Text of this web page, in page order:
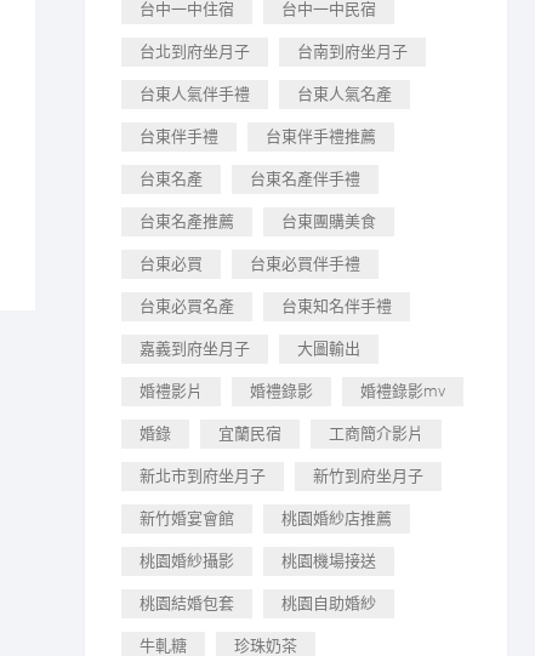
台中一中住宿 台中一中民宿
台北到府坐月子 台南到府坐月子
台東人氣伴手禮 台東人氣名產
台東伴手禮 台東伴手禮推薦
台東名產 台東名產伴手禮
台東名產推薦 台東團購美食
台東必買 台東必買伴手禮
台東必買名產 台東知名伴手禮
嘉義到府坐月子 大圖輸出
婚禮影片 婚禮錄影 婚禮錄影mv
婚錄 宜蘭民宿 工商簡介影片
新北市到府坐月子 新竹到府坐月子
新竹婚宴會館 桃園婚紗店推薦
桃園婚紗攝影 桃園機場接送
桃園結婚包套 桃園自助婚紗
牛軋糖 珍珠奶茶